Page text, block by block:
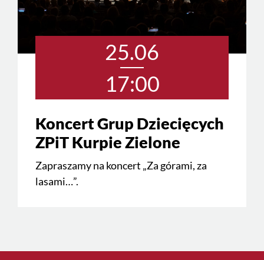
25.06
17:00
Koncert Grup Dziecięcych
ZPiT Kurpie Zielone
Zapraszamy na koncert „Za górami, za
lasami…”.